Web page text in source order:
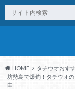
HOME
タチウオおす
坊勢島で爆釣！タチウオ
由